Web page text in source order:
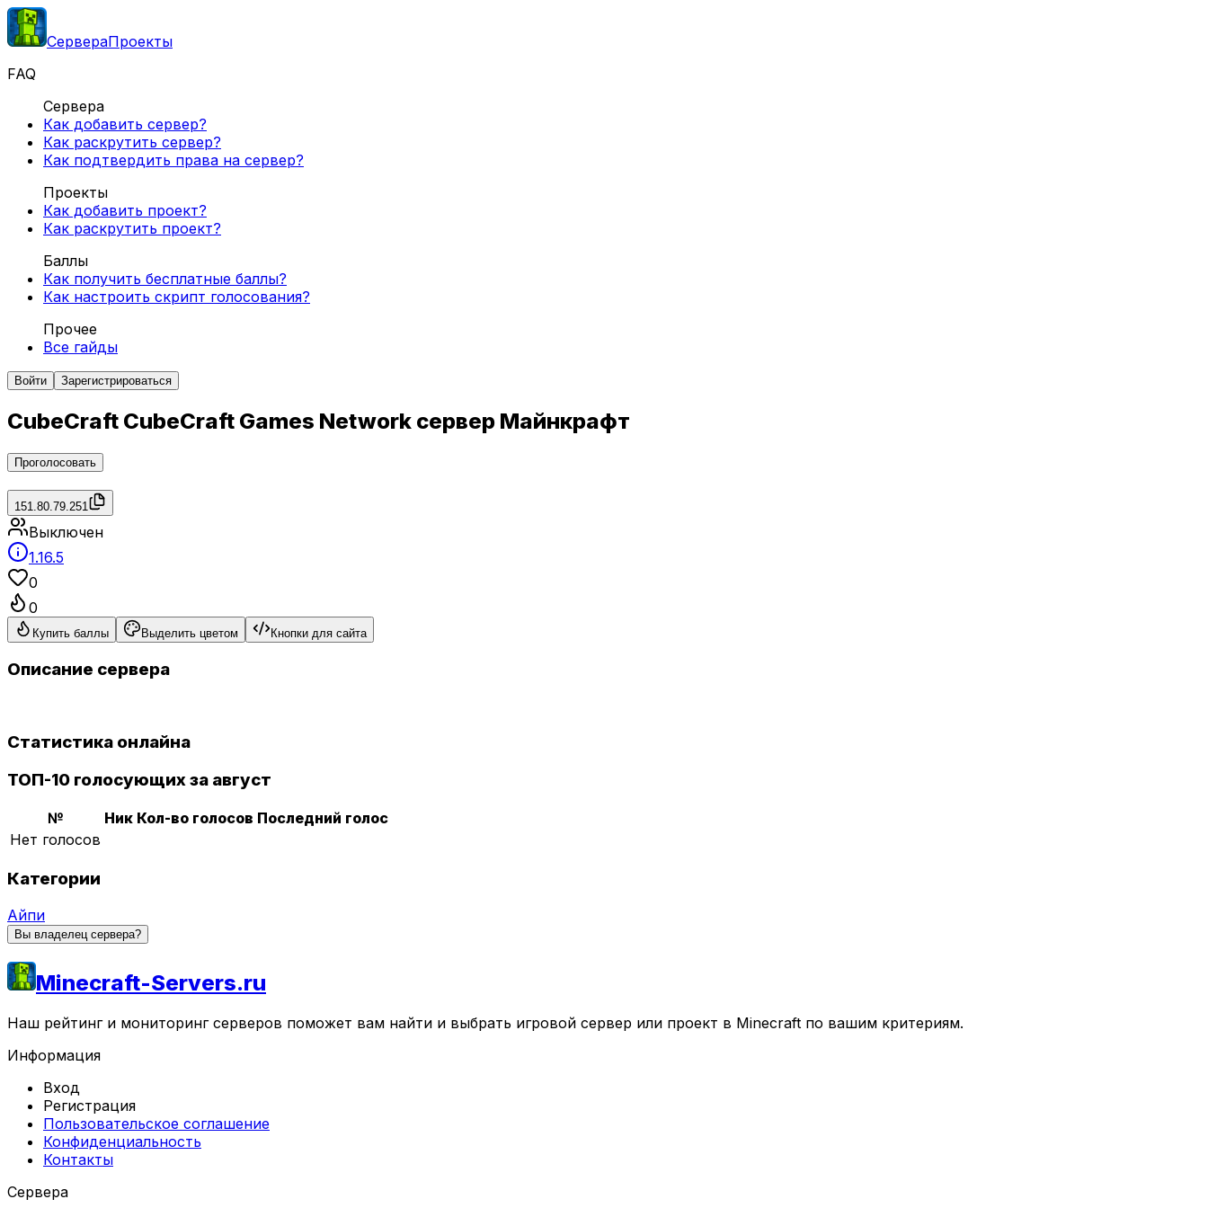
СервераПроекты
FAQ
Сервера
Как добавить сервер?
Как раскрутить сервер?
Как подтвердить права на сервер?
Проекты
Как добавить проект?
Как раскрутить проект?
Баллы
Как получить бесплатные баллы?
Как настроить скрипт голосования?
Прочее
Все гайды
Войти Зарегистрироваться
CubeCraft CubeCraft Games Network сервер Майнкрафт
Проголосовать
151.80.79.251
Выключен
1.16.5
0
0
Купить баллы Выделить цветом Кнопки для сайта
Описание сервера
Статистика онлайна
ТОП-10 голосующих за август
№ Ник Кол-во голосов Последний голос
Нет голосов
Категории
Айпи
Вы владелец сервера?
Minecraft-Servers.ru
Наш рейтинг и мониторинг серверов поможет вам найти и выбрать игровой сервер или проект в Minecraft по вашим критериям.
Информация
Вход
Регистрация
Пользовательское соглашение
Конфиденциальность
Контакты
Сервера